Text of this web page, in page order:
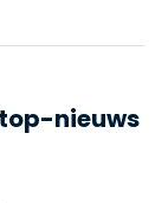
nieuws